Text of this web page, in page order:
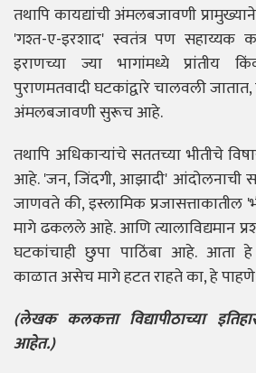
तथापि कायद्यांची अंमलबजावणी
'गश्त-ए-इरशाद' स्वतंत्र पण सहाय्यक
इराणच्या ज्या भागांमध्ये प्रांतीय
पुराणमतवादी घटकांद्वारे चालवली जातात,
अंमलबजावणी सुरूच आहे.
तथापि अधिकाऱ्यांचे सततच्या भीतीचे
आहे. 'जन, जिंदगी, आझादी' आंदोलनाची
जाणवते की, इस्लामिक प्रजासत्ताकातील
मागे ढकलले आहे. आणि त्यालाविद्यमान
घटकांचाही छुपा पाठिंबा आहे. आता हे
काळात असेच मागे हटत राहते का, हे पाहणे
(लेखक कलकत्ता विद्यापीठाच्या
आहेत.)